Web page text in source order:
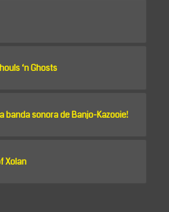
‘n Ghosts
banda sonora de Banjo-Kazooie!
Xolan